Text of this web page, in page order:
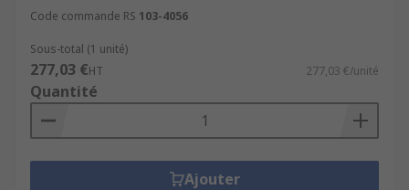
Code commande RS 103-4056
Sous-total (1 unité)
277,03 €HT 277,03 €/unité
Quantité
Ajouter